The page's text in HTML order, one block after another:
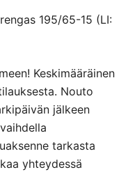
195/65-15 (LI:
Keskimääräinen
Nouto
jälkeen
tarkasta
yhteydessä